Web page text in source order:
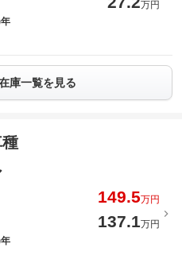
万円
庫一覧を見る
149.5万円
137.1万円